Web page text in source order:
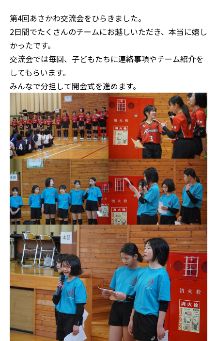
第4回あさかわ交流会をひらきました。
2日間でたくさんのチームにお越しいただき、本当に嬉し
かったです。
交流会では毎回、子どもたちに連絡事項やチーム紹介を
してもらいます。
みんなで分担して開会式を進めます。